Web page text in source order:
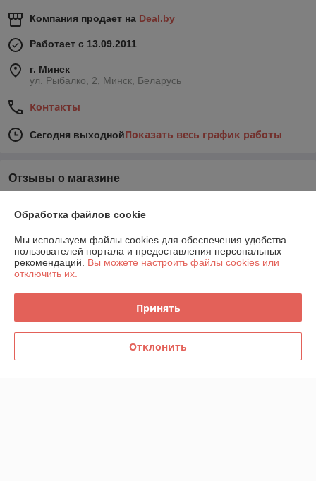
Компания продает на Deal.by
Работает с 13.09.2011
г. Минск
ул. Рыбалко, 2, Минск, Беларусь
Контакты
Сегодня выходнойПоказать весь график работы
Отзывы о магазине
О нас
Контакты
Обработка файлов cookie
Мы используем файлы cookies для обеспечения удобства
пользователей портала и предоставления персональных
рекомендаций. Вы можете настроить файлы cookies или
отключить их.
Принять
Отклонить